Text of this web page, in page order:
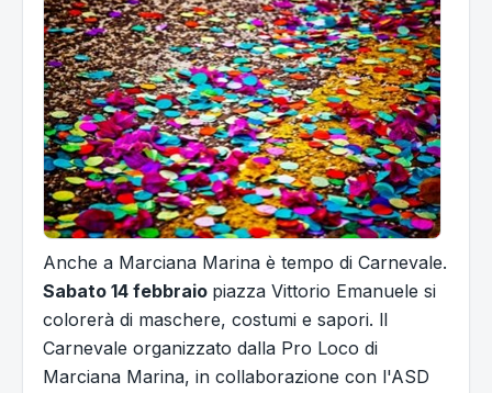
Anche a Marciana Marina è tempo di Carnevale.
Sabato 14 febbraio piazza Vittorio Emanuele si
colorerà di maschere, costumi e sapori. ll
Carnevale organizzato dalla Pro Loco di
Marciana Marina, in collaborazione con l'ASD